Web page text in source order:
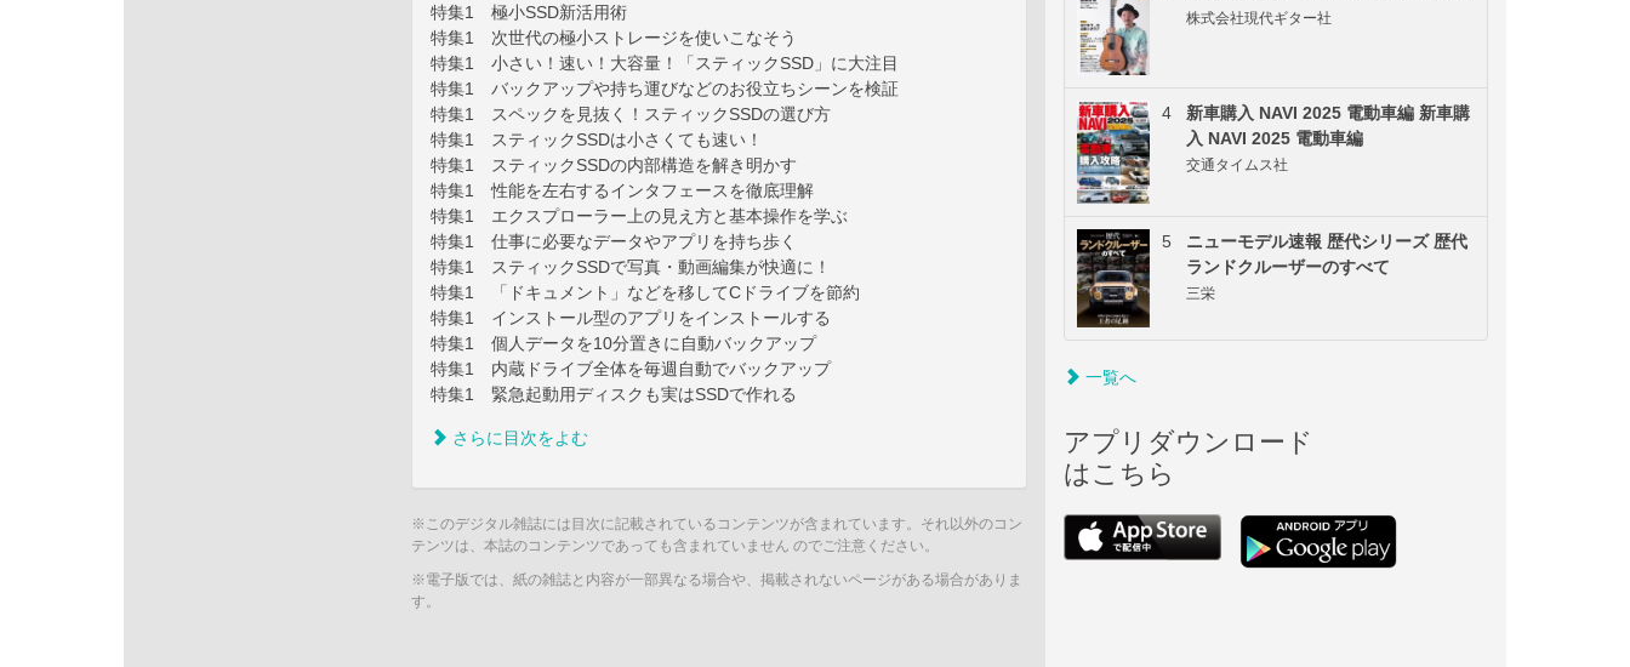
特集1 極小SSD新活用術
特集1 次世代の極小ストレージを使いこなそう
特集1 小さい！速い！大容量！「スティックSSD」に大注目
特集1 バックアップや持ち運びなどのお役立ちシーンを検証
特集1 スペックを見抜く！スティックSSDの選び方
特集1 スティックSSDは小さくても速い！
特集1 スティックSSDの内部構造を解き明かす
特集1 性能を左右するインタフェースを徹底理解
特集1 エクスプローラー上の見え方と基本操作を学ぶ
特集1 仕事に必要なデータやアプリを持ち歩く
特集1 スティックSSDで写真・動画編集が快適に！
特集1 「ドキュメント」などを移してCドライブを節約
特集1 インストール型のアプリをインストールする
特集1 個人データを10分置きに自動バックアップ
特集1 内蔵ドライブ全体を毎週自動でバックアップ
特集1 緊急起動用ディスクも実はSSDで作れる
さらに目次をよむ
※このデジタル雑誌には目次に記載されているコンテンツが含まれています。それ以外のコン
テンツは、本誌のコンテンツであっても含まれていません のでご注意ください。
※電子版では、紙の雑誌と内容が一部異なる場合や、掲載されないページがある場合がありま
す。
株式会社現代ギター社
4
新車購入 NAVI 2025 電動車編 新車購
入 NAVI 2025 電動車編
交通タイムス社
5
ニューモデル速報 歴代シリーズ 歴代
ランドクルーザーのすべて
三栄
一覧へ
アプリダウンロード
はこちら